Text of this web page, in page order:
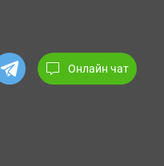
Онлайн чат